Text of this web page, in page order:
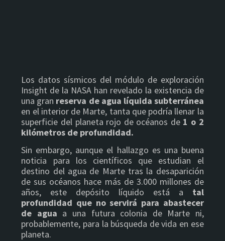
Los datos sísmicos del módulo de exploración
Insight de la NASA han revelado la existencia de
una gran reserva de agua líquida subterránea
en el interior de Marte, tanta que podría llenar la
superficie del planeta rojo de océanos de 1 o 2
kilómetros de profundidad.
Sin embargo, aunque el hallazgo es una buena
noticia para los científicos que estudian el
destino del agua de Marte tras la desaparición
de sus océanos hace más de 3.000 millones de
años, este depósito líquido está a tal
profundidad que no servirá para abastecer
de agua a una futura colonia de Marte ni,
probablemente, para la búsqueda de vida en ese
planeta.